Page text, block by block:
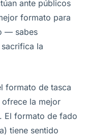
ante públicos
formato para
— sabes
la
formato de tasca
ofrece la mejor
El formato de fado
tiene sentido